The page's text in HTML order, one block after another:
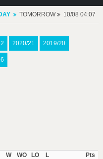
TOMORROW 10/08 04:07
2020/21 2019/20
W WO LO L
Pts